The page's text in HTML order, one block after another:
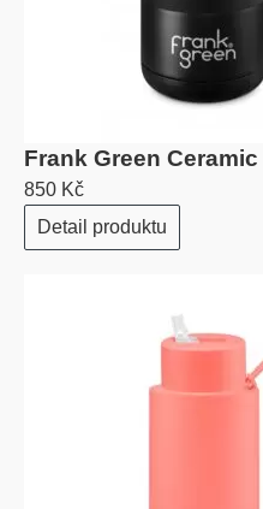
Frank Green Ceramic
850 Kč
Detail produktu